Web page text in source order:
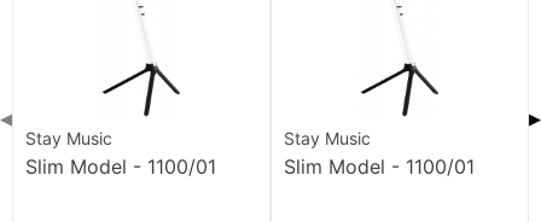
Stay Music
Slim Model - 1100/01
Stay Music
Slim Model - 1100/01
◀ ▶